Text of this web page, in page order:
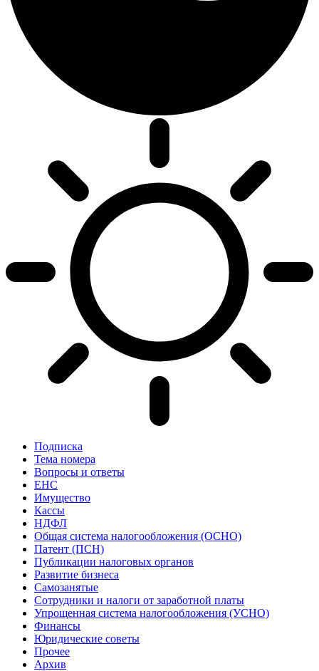
Подписка
Тема номера
Вопросы и ответы
ЕНС
Имущество
Кассы
НДФЛ
Общая система налогообложения (ОСНО)
Патент (ПСН)
Публикации налоговых органов
Развитие бизнеса
Самозанятые
Сотрудники и налоги от заработной платы
Упрощенная система налогообложения (УСНО)
Финансы
Юридические советы
Прочее
Архив